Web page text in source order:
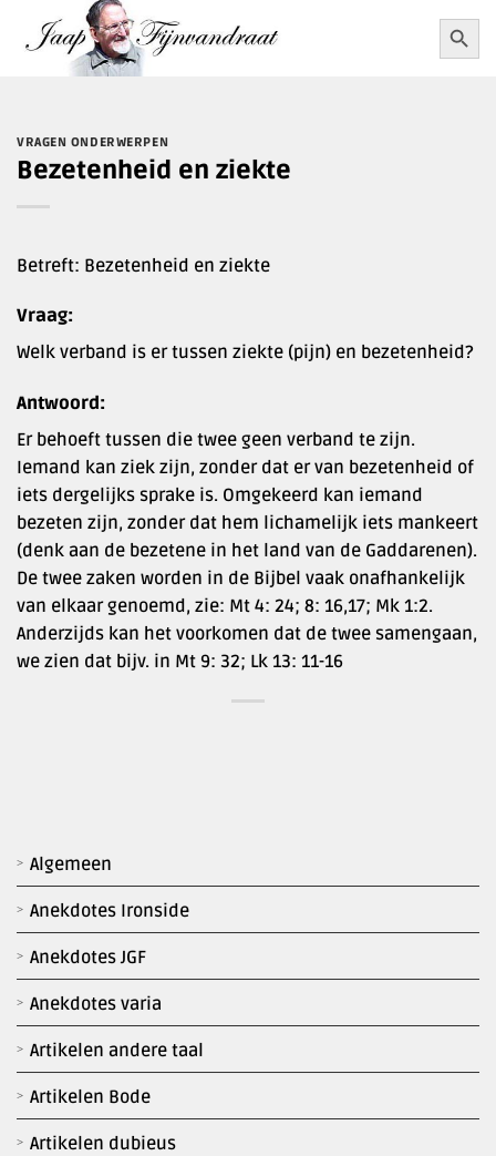
naar
Zoek
naar:
Algemeen
Anekdotes Ironside
Anekdotes JGF
Anekdotes varia
Artikelen andere taal
Artikelen Bode
Artikelen dubieus
VRAGEN ONDERWERPEN
Bezetenheid en ziekte
Betreft: Bezetenheid en ziekte
Vraag:
Welk verband is er tussen ziekte (pijn) en bezetenheid?
Antwoord:
Er behoeft tussen die twee geen verband te zijn.
Iemand kan ziek zijn, zonder dat er van bezetenheid of
iets dergelijks sprake is. Omgekeerd kan iemand
bezeten zijn, zonder dat hem lichamelijk iets mankeert
(denk aan de bezetene in het land van de Gaddarenen).
De twee zaken worden in de Bijbel vaak onafhankelijk
van elkaar genoemd, zie: Mt 4: 24; 8: 16,17; Mk 1:2.
Anderzijds kan het voorkomen dat de twee samengaan,
we zien dat bijv. in Mt 9: 32; Lk 13: 11-16